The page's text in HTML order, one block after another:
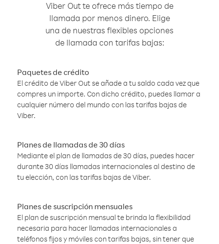
Viber Out te ofrece más tiempo de
llamada por menos dinero. Elige
una de nuestras flexibles opciones
de llamada con tarifas bajas:
Paquetes de crédito
El crédito de Viber Out se añade a tu saldo cada vez que
compres un importe. Con dicho crédito, puedes llamar a
cualquier número del mundo con las tarifas bajas de
Viber.
Planes de llamadas de 30 días
Mediante el plan de llamadas de 30 días, puedes hacer
durante 30 días llamadas internacionales al destino de
tu elección, con las tarifas bajas de Viber.
Planes de suscripción mensuales
El plan de suscripción mensual te brinda la flexibilidad
necesaria para hacer llamadas internacionales a
teléfonos fijos y móviles con tarifas bajas, sin tener que